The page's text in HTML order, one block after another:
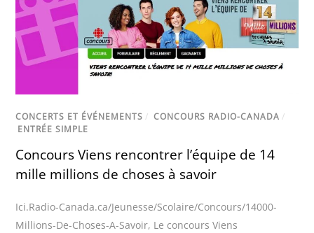
CONCERTS ET ÉVÉNEMENTS / CONCOURS RADIO-CANADA /
ENTRÉE SIMPLE
Concours Viens rencontrer l’équipe de 14
mille millions de choses à savoir
Ici.Radio-Canada.ca/Jeunesse/Scolaire/Concours/14000-
Millions-De-Choses-A-Savoir, Le concours Viens